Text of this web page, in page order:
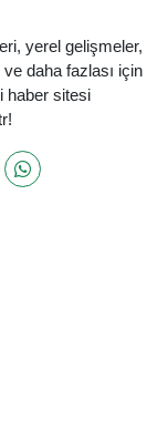
yerel gelişmeler,
daha fazlası için
haber sitesi